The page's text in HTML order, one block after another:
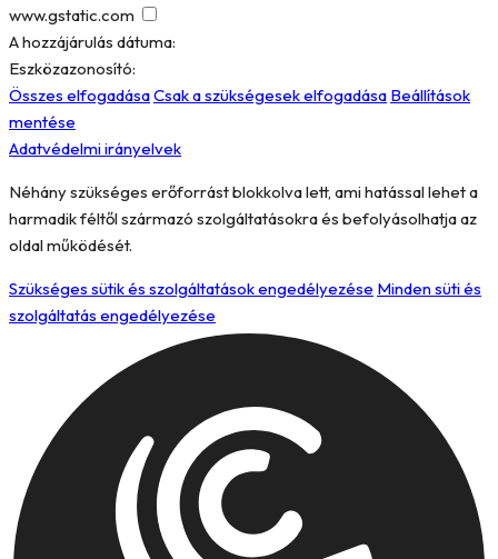
www.gstatic.com
A hozzájárulás dátuma:
Eszközazonosító:
Összes elfogadásaCsak a szükségesek elfogadása Beállítások
mentése
Adatvédelmi irányelvek
Néhány szükséges erőforrást blokkolva lett, ami hatással lehet a
harmadik féltől származó szolgáltatásokra és befolyásolhatja az
oldal működését.
Szükséges sütik és szolgáltatások engedélyezése Minden süti és
szolgáltatás engedélyezése